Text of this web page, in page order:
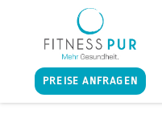
PREISE ANFRAGEN